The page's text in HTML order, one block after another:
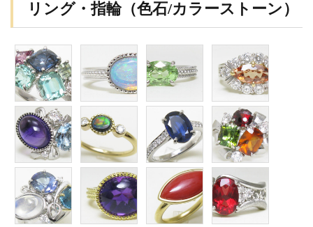
リング・指輪（色石/カラーストーン）